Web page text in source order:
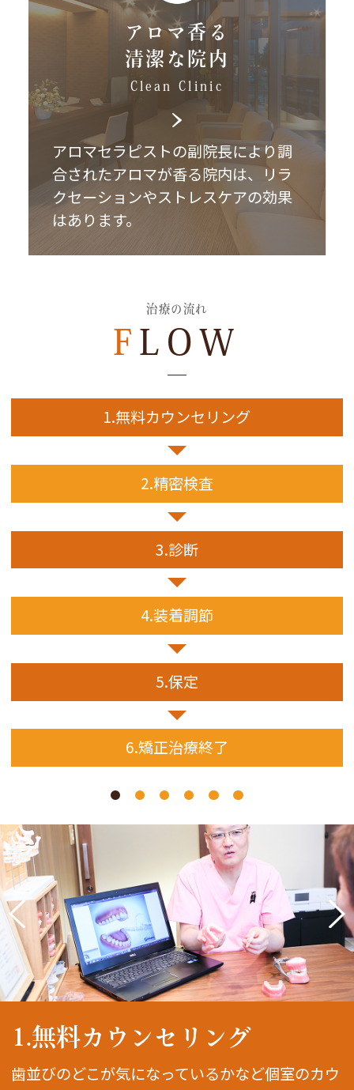
アロマ香る
清潔な院内
Clean Clinic
アロマセラピストの副院長により調
合されたアロマが香る院内は、リラ
クセーションやストレスケアの効果
はあります。
治療の流れ
FLOW
1.無料カウンセリング
2.精密検査
3.診断
4.装着調節
5.保定
6.矯正治療終了
1.無料カウンセリング
歯並びのどこが気になっているかなど個室のカウ